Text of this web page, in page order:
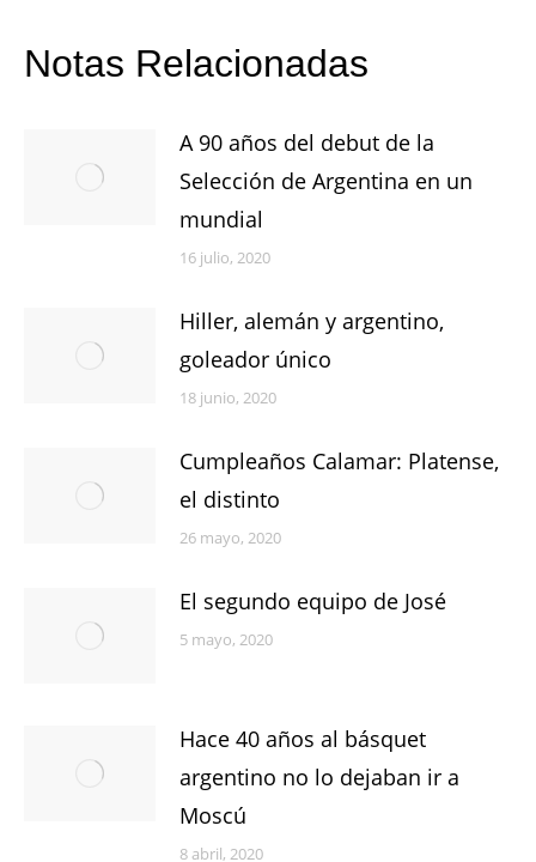
Notas Relacionadas
A 90 años del debut de la
Selección de Argentina en un
mundial
16 julio, 2020
Hiller, alemán y argentino,
goleador único
18 junio, 2020
Cumpleaños Calamar: Platense,
el distinto
26 mayo, 2020
El segundo equipo de José
5 mayo, 2020
Hace 40 años al básquet
argentino no lo dejaban ir a
Moscú
8 abril, 2020